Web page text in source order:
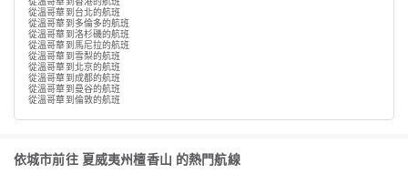
從溫哥華到台北的航班
從溫哥華到多倫多的航班
從溫哥華到洛杉磯的航班
從溫哥華到馬尼拉的航班
從溫哥華到雪梨的航班
從溫哥華到北京的航班
從溫哥華到成都的航班
從溫哥華到曼谷的航班
從溫哥華到倫敦的航班
依城市前往 夏威夷州檀香山 的熱門航線